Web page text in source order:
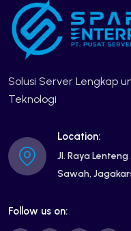
Solusi Server Lengkap
Teknologi
Location:
Jl. Raya
Sawah,
Follow us on: